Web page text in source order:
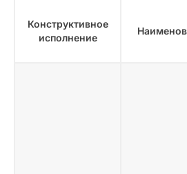
Конструктивное
исполнение